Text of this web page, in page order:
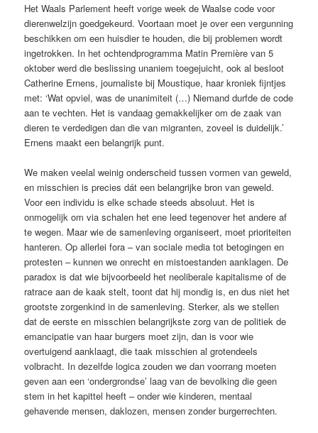
Het Waals Parlement heeft vorige week de Waalse code voor
dierenwelzijn goedgekeurd. Voor­taan moet je over een vergunning
beschikken om een huisdier te houden, die bij problemen wordt
ingetrokken. In het ochtendprogramma Matin Première van 5
oktober werd die beslissing unaniem toegejuicht, ook al besloot
Catherine Ernens, journaliste bij Moustique, haar kroniek fijntjes
met: ‘Wat opviel, was de unanimiteit (…) Niemand durfde de code
aan te vechten. Het is vandaag gemakkelijker om de zaak van
dieren te verdedigen dan die van migranten, zoveel is duidelijk.’
Ernens maakt een belangrijk punt.
We ­maken veelal weinig onderscheid tussen vormen van geweld,
en misschien is ­precies dát een belangrijke bron van geweld.
Voor een individu is elke schade steeds absoluut. Het is
onmogelijk om via schalen het ene leed tegenover het andere af
te wegen. Maar wie de samenleving organiseert, moet prioriteiten
hanteren. Op allerlei fora – van sociale media tot be­togingen en
protesten – kunnen we onrecht en mistoestanden aanklagen. De
paradox is dat wie bijvoorbeeld het neo­liberale kapitalisme of de
ratrace aan de kaak stelt, toont dat hij mondig is, en dus niet het
grootste zorgenkind in de samenleving. Sterker, als we stellen
dat de eerste en misschien belangrijkste zorg van de politiek de
emancipatie van haar burgers moet zijn, dan is voor wie
overtuigend aanklaagt, die taak misschien al grotendeels
volbracht. In dezelfde logica zouden we dan voorrang moeten
geven aan een ‘ondergrondse’ laag van de bevolking die geen
stem in het kapittel heeft – onder wie kinderen, mentaal
gehavende mensen, daklozen, mensen zonder burgerrechten.